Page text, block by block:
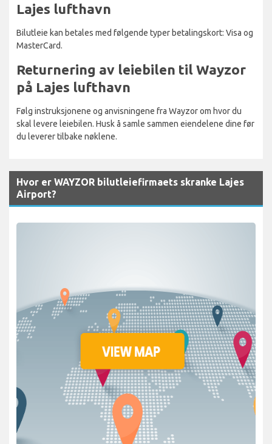
Lajes lufthavn
Bilutleie kan betales med følgende typer betalingskort: Visa og
MasterCard.
Returnering av leiebilen til Wayzor
på Lajes lufthavn
Følg instruksjonene og anvisningene fra Wayzor om hvor du
skal levere leiebilen. Husk å samle sammen eiendelene dine før
du leverer tilbake nøklene.
Hvor er WAYZOR bilutleiefirmaets skranke Lajes
Airport?